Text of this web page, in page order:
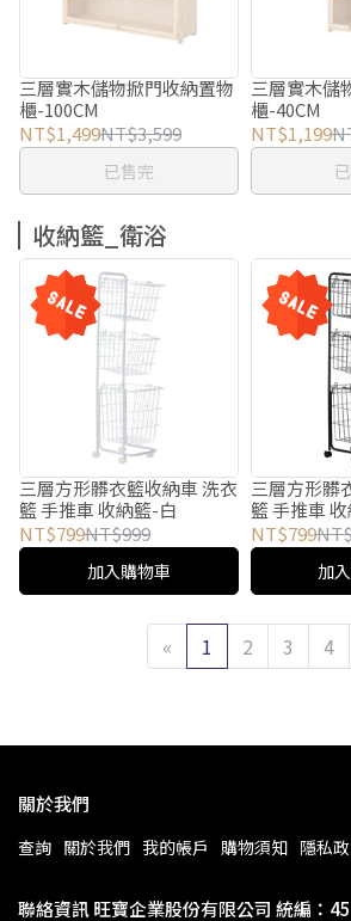
三層實木儲物掀門收納置物
櫃-100CM
NT$1,499NT$3,599
已售完
三層實木儲
櫃-40CM
NT$1,199
收納籃_衛浴
三層方形髒衣籃收納車 洗衣
籃 手推車 收納籃-白
NT$799NT$999
加入購物車
三層方形髒
籃 手推車
NT$799
加
« 1 2 3 4
關於我們
查詢 關於我們 我的帳戶 購物須知 隱私
聯絡資訊 旺寶企業股份有限公司 統編：